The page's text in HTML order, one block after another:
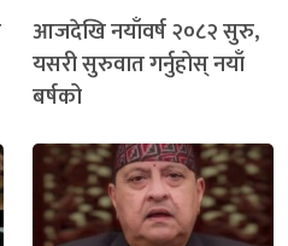
आजदेखि नयाँवर्ष २०८२ सुरु,
यसरी सुरुवात गर्नुहोस् नयाँ
बर्षको